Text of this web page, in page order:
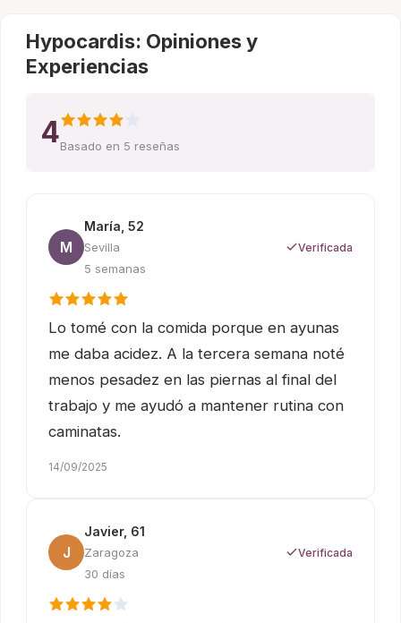
Hypocardis: Opiniones y
Experiencias
4Basado en 5 reseñas
M
María, 52
Sevilla
5 semanas
Verificada
Lo tomé con la comida porque en ayunas
me daba acidez. A la tercera semana noté
menos pesadez en las piernas al final del
trabajo y me ayudó a mantener rutina con
caminatas.
14/09/2025
J
Javier, 61
Zaragoza
30 días
Verificada